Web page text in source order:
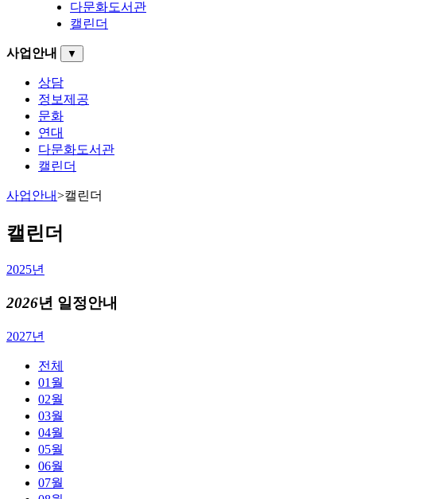
다문화도서관
캘린더
사업안내 ▼
상담
정보제공
문화
연대
다문화도서관
캘린더
사업안내>캘린더
캘린더
2025년
2026년 일정안내
2027년
전체
01월
02월
03월
04월
05월
06월
07월